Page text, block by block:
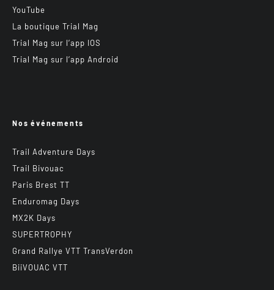
YouTube
La boutique Trial Mag
Trial Mag sur l’app IOS
Trial Mag sur l’app Android
Nos événements
Trail Adventure Days
Trail Bivouac
Paris Brest TT
Enduromag Days
MX2K Days
SUPERTROPHY
Grand Rallye VTT TransVerdon
BiiVOUAC VTT